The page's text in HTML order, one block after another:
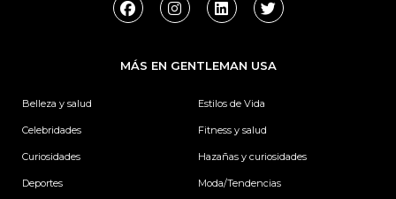
a
b
o
n
a
g
i
e
d
n
w
t
e
MÁS EN GENTLEMAN USA
Belleza y salud
Celebridades
Curiosidades
Deportes
Estilos de Vida
Fitness y salud
Hazañas y curiosidades
Moda/Tendencias